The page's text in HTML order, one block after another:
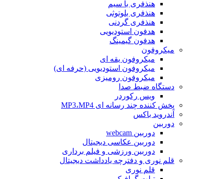
هنذفری با سیم
هنذفری بلوتوثی
هنذفری گردنی
هدفون استودیویی
هدفون گیمینگ
میکروفون
میکروفون یقه ای
میکروفون استودیویی (حرفه ای)
میکروفون رومیزی
دستگاه ضبط صدا
ویس رکوردر
پخش کننده چند رسانه ای MP3،MP4
آندروید باکس
دوربین
دوربین webcam
دوربین عکاسی دیجیتال
دوربین‌ ورزشی و فیلم برداری
قلم نوری و دفترچه یادداشت دیجیتال
قلم نوری